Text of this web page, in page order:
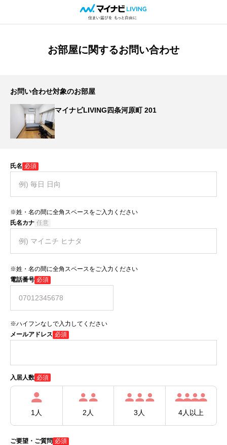
お部屋に関するお問い合わせ
お問い合わせ対象のお部屋
マイナビLIVING四条河原町 201
氏名 必須
※姓・名の間に全角スペースをご入力ください
氏名カナ 任意
※姓・名の間に全角スペースをご入力ください
電話番号 必須
※ハイフンなしで入力してください
メールアドレス 必須
入居人数 必須
1人 2人 3人 4人以上
ご要望・ご質問 必須